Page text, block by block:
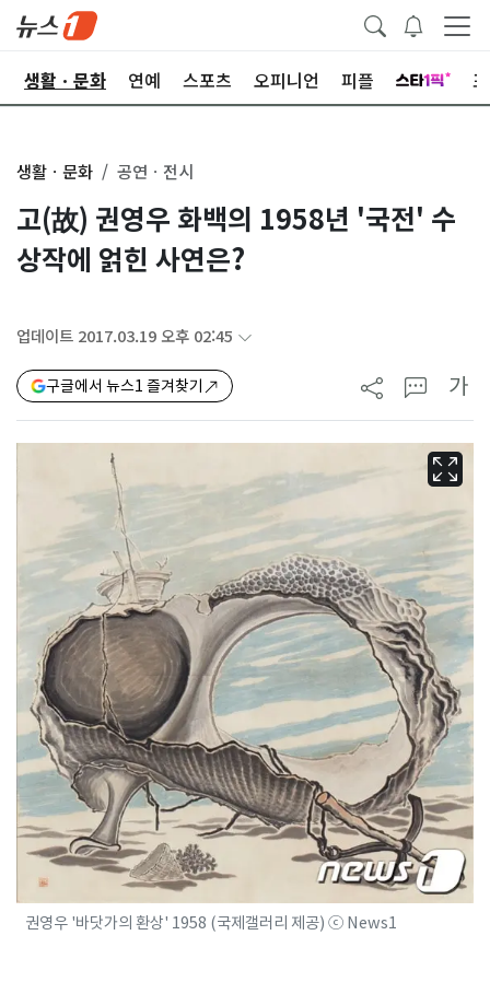
생활ㆍ문화 연예 스포츠 오피니언 피플
생활ㆍ문화 공연ㆍ전시
고(故) 권영우 화백의 1958년 '국전' 수
상작에 얽힌 사연은?
업데이트 2017.03.19 오후 02:45
구글에서 뉴스1 즐겨찾기 가
권영우 '바닷가의 환상' 1958 (국제갤러리 제공) ⓒ News1